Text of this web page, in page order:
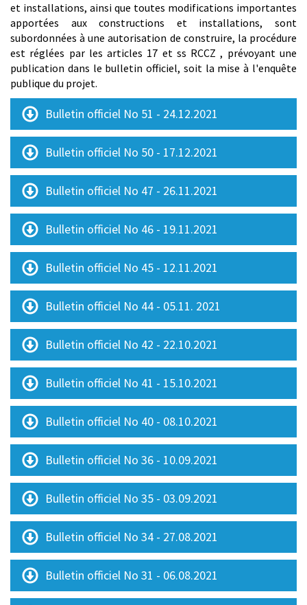
et installations, ainsi que toutes modifications importantes
apportées aux constructions et installations, sont
subordonnées à une autorisation de construire, la procédure
est réglées par les articles 17 et ss RCCZ , prévoyant une
publication dans le bulletin officiel, soit la mise à l'enquête
publique du projet.
Bulletin officiel No 51 - 24.12.2021
Bulletin officiel No 50 - 17.12.2021
Bulletin officiel No 47 - 26.11.2021
Bulletin officiel No 46 - 19.11.2021
Bulletin officiel No 45 - 12.11.2021
Bulletin officiel No 44 - 05.11. 2021
Bulletin officiel No 42 - 22.10.2021
Bulletin officiel No 41 - 15.10.2021
Bulletin officiel No 40 - 08.10.2021
Bulletin officiel No 36 - 10.09.2021
Bulletin officiel No 35 - 03.09.2021
Bulletin officiel No 34 - 27.08.2021
Bulletin officiel No 31 - 06.08.2021